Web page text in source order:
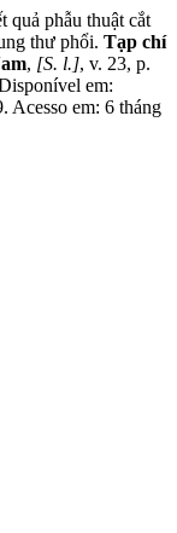
phẫu thuật cắt
thư phổi. Tạp chí
, [S. l.], v. 23, p.
em:
Acesso em: 6 tháng